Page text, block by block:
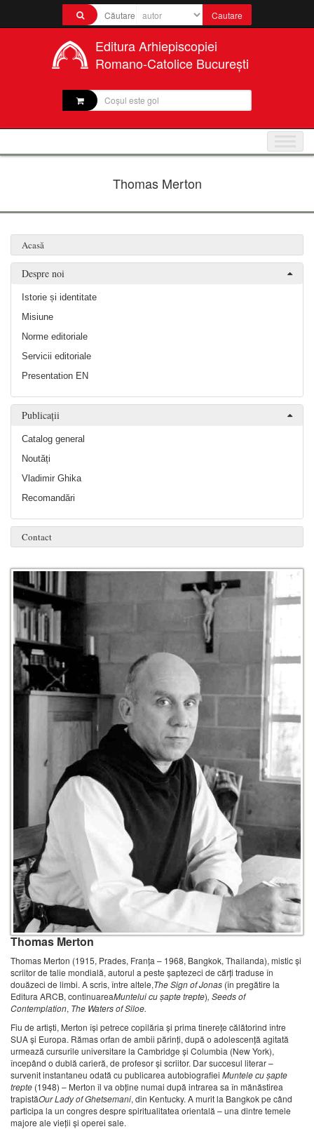
Editura Arhiepiscopiei
Romano-Catolice București
Coșul este gol
Thomas Merton
Acasă
Despre noi
Istorie și identitate
Misiune
Norme editoriale
Servicii editoriale
Presentation EN
Publicații
Catalog general
Noutăți
Vladimir Ghika
Recomandări
Contact
Thomas Merton
Thomas Merton (1915, Prades, Franţa – 1968, Bangkok, Thailanda), mistic şi
scriitor de talie mondială, autorul a peste şaptezeci de cărţi traduse în
douăzeci de limbi. A scris, între altele,The Sign of Jonas (în pregătire la
Editura ARCB, continuareaMuntelui cu şapte trepte), Seeds of
Contemplation, The Waters of Siloe.
Fiu de artişti, Merton îşi petrece copilăria şi prima tinereţe călătorind între
SUA şi Europa. Rămas orfan de ambii părinţi, după o adolescenţă agitată
urmează cursurile universitare la Cambridge şi Columbia (New York),
începând o dublă carieră, de profesor şi scriitor. Dar succesul literar –
survenit instantaneu odată cu publicarea autobiografiei Muntele cu şapte
trepte (1948) – Merton îl va obţine numai după intrarea sa în mănăstirea
trapistăOur Lady of Ghetsemani, din Kentucky. A murit la Bangkok pe când
participa la un congres despre spiritualitatea orientală – una dintre temele
majore ale vieţii şi operei sale.